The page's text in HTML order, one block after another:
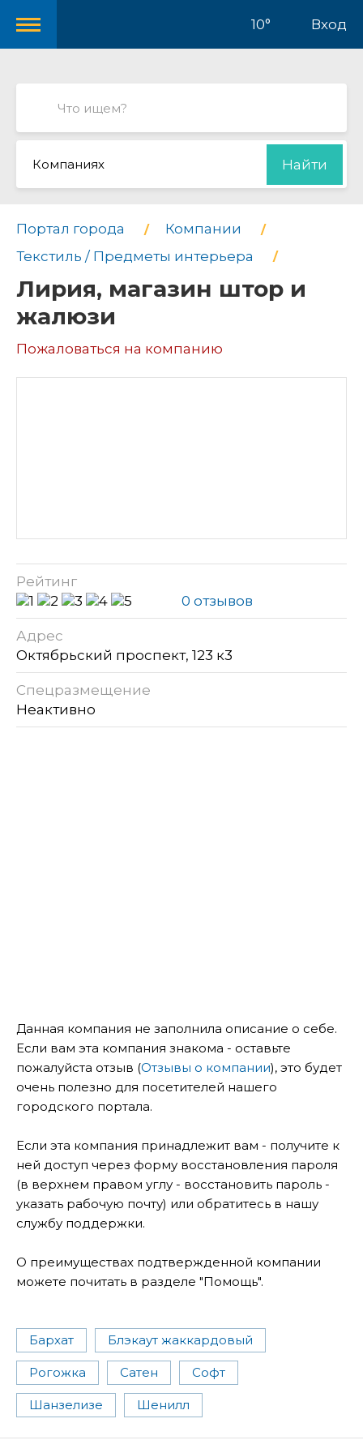
10° Вход
Компаниях Найти
Портал города
Компании
Текстиль / Предметы интерьера
Лирия, магазин штор и
жалюзи
Пожаловаться на компанию
Рейтинг
0 отзывов
Адрес
Октябрьский проспект, 123 к3
Спецразмещение
Неактивно
Данная компания не заполнила описание о себе.
Если вам эта компания знакома - оставьте
пожалуйста отзыв (Отзывы о компании), это будет
очень полезно для посетителей нашего
городского портала.
Если эта компания принадлежит вам - получите к
ней доступ через форму восстановления пароля
(в верхнем правом углу - восстановить пароль -
указать рабочую почту) или обратитесь в нашу
службу поддержки.
О преимуществах подтвержденной компании
можете почитать в разделе "Помощь".
Бархат Блэкаут жаккардовый
Рогожка Сатен Софт
Шанзелизе Шенилл